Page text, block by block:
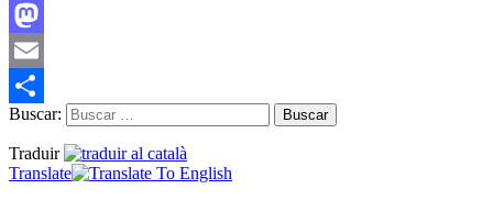
Facebook
Mastodon
Email
Compartir
Buscar:
Traduir
Translate